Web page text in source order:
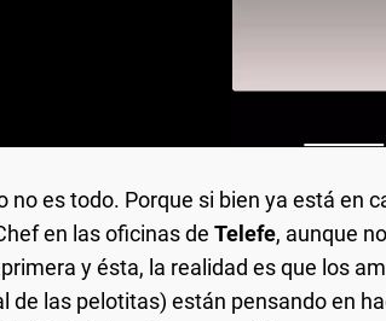
no es todo. Porque si bien ya está en
en las oficinas de Telefe, aunque
y ésta, la realidad es que los
de las pelotitas) están pensando en